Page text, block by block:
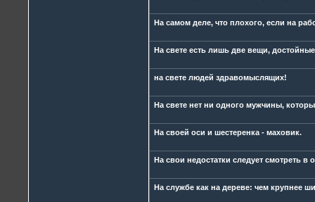
На самом деле, что плохого, если на
На свете есть лишь две вещи,
на свете людей здравомыслящих!
На свете нет ни одного мужчины,
На своей оси и шестеренка - маховик.
На свои недостатки следует смотреть в
На службе как на дереве: чем крупнее